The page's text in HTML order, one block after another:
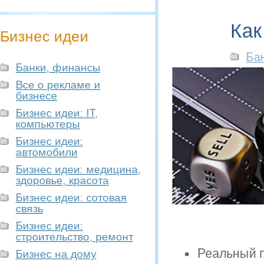
Бизнес идеи
Банки, финансы
Все о рекламе и
бизнесе
Бизнес идеи: IT,
компьютеры
Бизнес идеи:
автомобили
Бизнес идеи: медицина,
здоровье, красота
Бизнес идеи: сотовая
связь
Бизнес идеи:
строительство, ремонт
Бизнес на дому
Реальный